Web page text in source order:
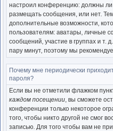
настроил конференцию: должны ли
размещать сообщения, или нет.
дополнительные возможности,
пользователям: аватары, личные
сообщений, участие в группах и т.
пару минут, поэтому мы
Почему мне периодически
пароля?
Если вы не отметили флажком
каждом посещении, вы сможете
конференции только некоторое
того, чтобы никто другой не смог
записью. Для того чтобы вам не